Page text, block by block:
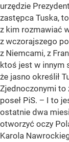
urzędzie
zastępca Tuska,
z kim rozmawiać
z wczorajszego
z Niemcami, z
ktoś jest w innym
że jasno określił
Zjednoczonymi to
poseł PiS. – I to
ostatnie dwa
otworzyć oczy
Karola